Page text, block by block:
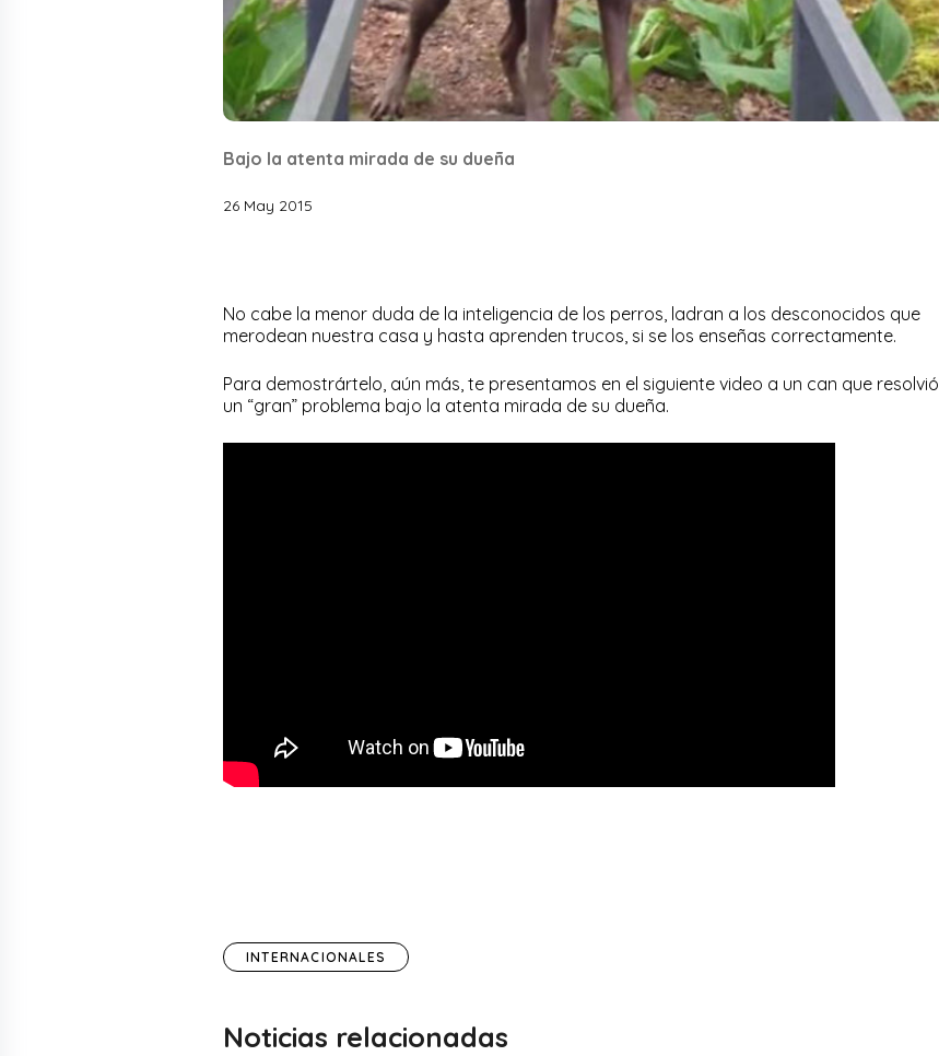
Bajo la atenta mirada de su dueña
26 May 2015
No cabe la menor duda de la inteligencia de los perros, ladran a los desconocidos que
merodean nuestra casa y hasta aprenden trucos, si se los enseñas correctamente.
Para demostrártelo, aún más, te presentamos en el siguiente video a un can que resolvió
un “gran” problema bajo la atenta mirada de su dueña.
INTERNACIONALES
Noticias relacionadas